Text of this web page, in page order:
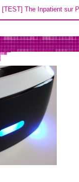
Inpatient sur PS4 / VR !